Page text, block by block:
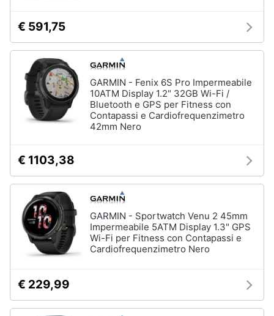
cd
dvd
Festività
e
ricorrenze
Servizi
Assistenza
clienti
Vedi
tutti
€ 591,75
GARMIN - Fenix 6S Pro Impermeabile
10ATM Display 1.2" 32GB Wi-Fi /
Bluetooth e GPS per Fitness con
Contapassi e Cardiofrequenzimetro
42mm Nero
€ 1103,38
GARMIN - Sportwatch Venu 2 45mm
Impermeabile 5ATM Display 1.3" GPS
Wi-Fi per Fitness con Contapassi e
Cardiofrequenzimetro Nero
€ 229,99